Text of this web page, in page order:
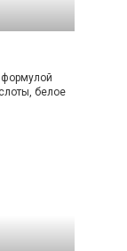
белое